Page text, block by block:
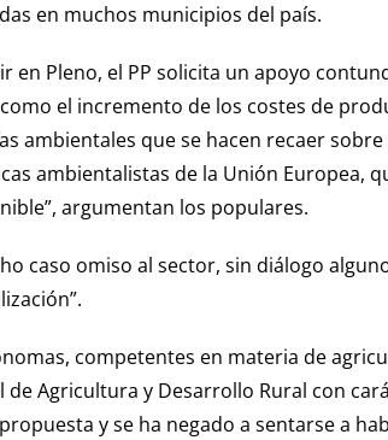
en muchos municipios del país.
Pleno, el PP solicita un apoyo
el incremento de los costes de
ambientales que se hacen recaer
ambientalistas de la Unión Europea,
argumentan los populares.
caso omiso al sector, sin diálogo
competentes en materia de
de Agricultura y Desarrollo Rural con
y se ha negado a sentarse a